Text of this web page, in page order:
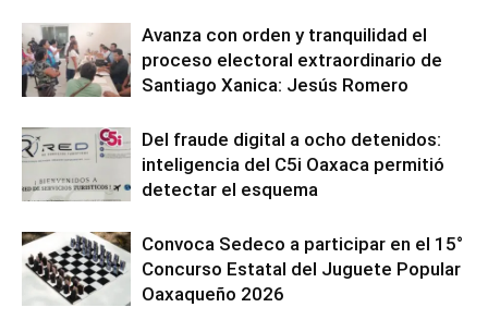
Avanza con orden y tranquilidad el
proceso electoral extraordinario de
Santiago Xanica: Jesús Romero
Del fraude digital a ocho detenidos:
inteligencia del C5i Oaxaca permitió
detectar el esquema
Convoca Sedeco a participar en el 15°
Concurso Estatal del Juguete Popular
Oaxaqueño 2026